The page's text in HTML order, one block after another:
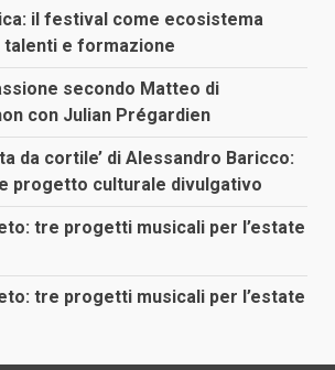
il festival come ecosistema
e formazione
secondo Matteo di
con Julian Prégardien
da cortile’ di Alessandro Baricco:
progetto culturale divulgativo
tre progetti musicali per l’estate
tre progetti musicali per l’estate